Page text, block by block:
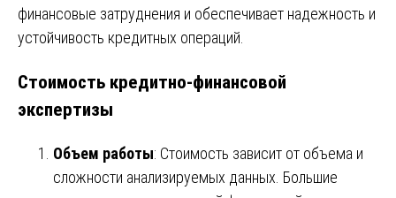
финансовые затруднения и обеспечивает надежность и
устойчивость кредитных операций.
Стоимость кредитно-финансовой
экспертизы
Объем работы: Стоимость зависит от объема и
сложности анализируемых данных. Большие